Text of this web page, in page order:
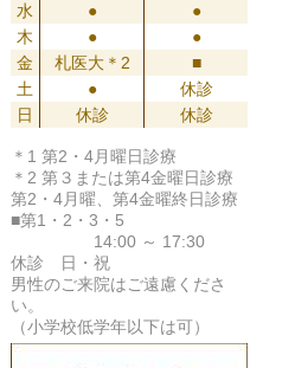
水
●
●
木
●
●
金
札医大＊2
■
土
●
休診
日
休診 休診
＊1 第2・4月曜日診療
＊2 第３または第4金曜日診療
第2・4月曜、第4金曜終日診療
■第1・2・3・5
14:00 ～ 17:30
休診 日・祝
男性のご来院はご遠慮くださ
い。
（小学校低学年以下は可）